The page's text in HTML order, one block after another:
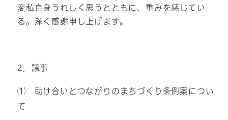
変私自身うれしく思うとともに、重みを感じてい
る。深く感謝申し上げます。
2．議事
⑴ 助け合いとつながりのまちづくり条例案につい
て